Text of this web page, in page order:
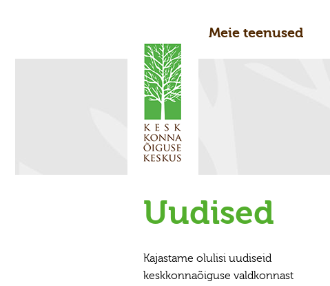
Meie teenused
Uudised
Kajastame olulisi uudiseid
keskkonnaõiguse valdkonnast